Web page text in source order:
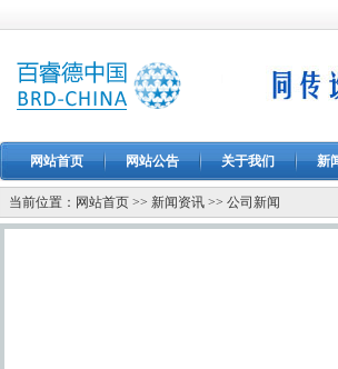
网站首页 网站公告 关于我们 新
当前位置： 网站首页 >> 新闻资讯 >> 公司新闻